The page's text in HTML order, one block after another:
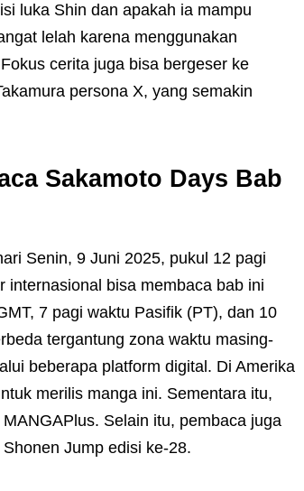
luka Shin dan apakah ia mampu
lelah karena menggunakan
cerita juga bisa bergeser ke
persona X, yang semakin
Sakamoto Days Bab
Senin, 9 Juni 2025, pukul 12 pagi
internasional bisa membaca bab ini
7 pagi waktu Pasifik (PT), dan 10
tergantung zona waktu masing-
beberapa platform digital. Di Amerika
merilis manga ini. Sementara itu,
Selain itu, pembaca juga
Jump edisi ke-28.